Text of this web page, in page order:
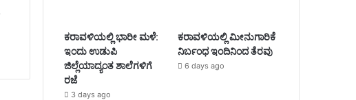
ಕರಾವಳಿಯಲ್ಲಿ ಭಾರೀ ಮಳೆ:
ಇಂದು ಉಡುಪಿ
ಜಿಲ್ಲೆಯಾದ್ಯಂತ ಶಾಲೆಗಳಿಗೆ
ರಜೆ
3 days ago
ಕರಾವಳಿಯಲ್ಲಿ ಮೀನುಗಾರಿಕೆ
ನಿರ್ಬಂಧ ಇಂದಿನಿಂದ ತೆರವು
6 days ago